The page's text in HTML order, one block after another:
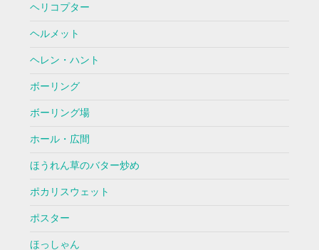
ヘリコプター
ヘルメット
ヘレン・ハント
ボーリング
ボーリング場
ホール・広間
ほうれん草のバター炒め
ポカリスウェット
ポスター
ほっしゃん